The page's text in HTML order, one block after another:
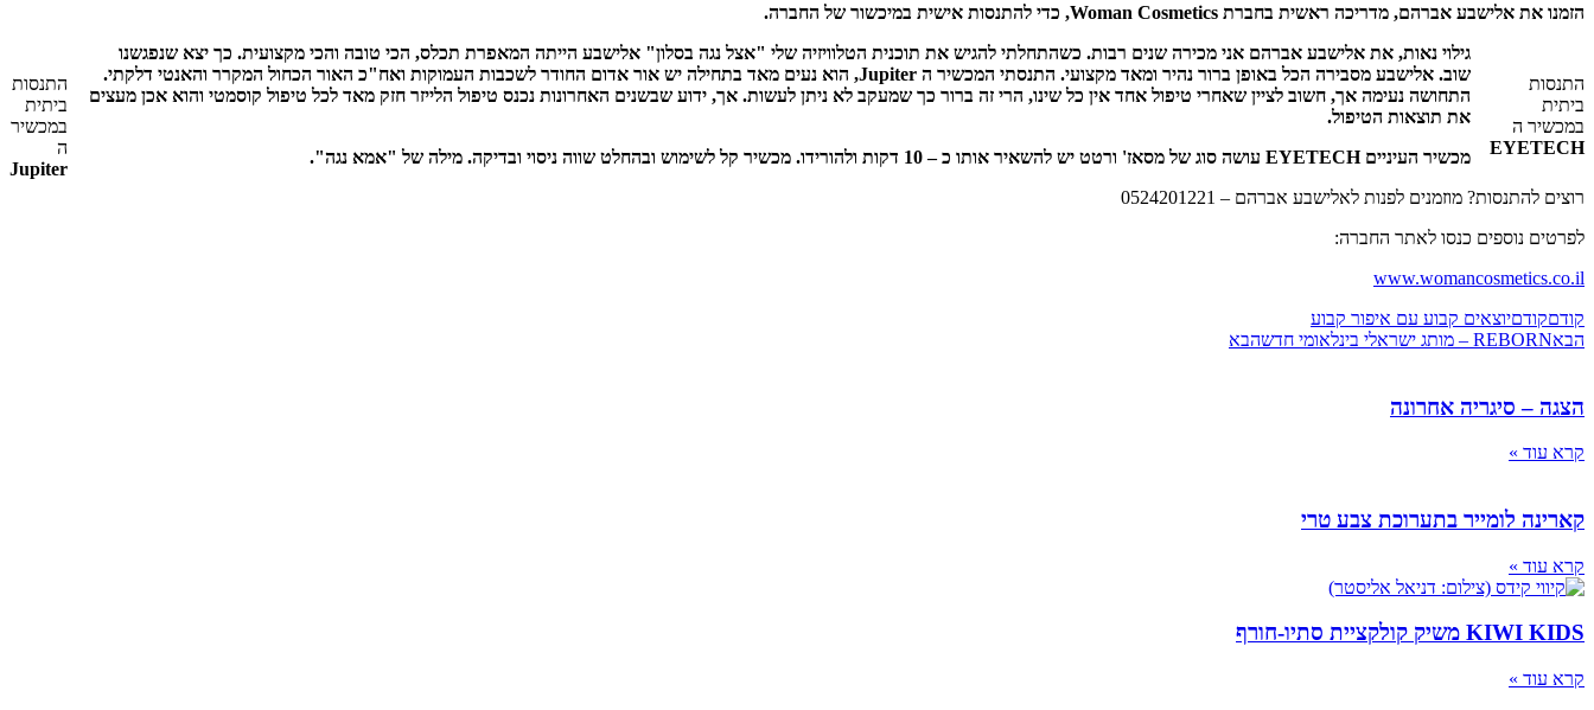
הזמנו את אלישבע אברהם, מדריכה ראשית בחברת Woman Cosmetics, כדי להתנסות אישית במיכשור של החברה.
התנסות
ביתית
במכשיר ה
EYETECH
התנסות
ביתית
במכשיר
ה
Jupiter
גילוי נאות, את אלישבע אברהם אני מכירה שנים רבות. כשהתחלתי להגיש את תוכנית הטלוויזיה שלי "אצל נגה בסלון" אלישבע הייתה המאפרת תכלס, הכי טובה והכי מקצועית. כך יצא שנפגשנו
שוב. אלישבע מסבירה הכל באופן ברור נהיר ומאד מקצועי. התנסתי המכשיר ה Jupiter, הוא נעים מאד בתחילה יש אור אדום החודר לשכבות העמוקות ואח"כ האור הכחול המקרר והאנטי דלקתי.
התחושה נעימה אך, חשוב לציין שאחרי טיפול אחד אין כל שינו, הרי זה ברור כך שמעקב לא ניתן לעשות. אך, ידוע שבשנים האחרונות נכנס טיפול הלייזר חזק מאד לכל טיפול קוסמטי והוא אכן מעצים
את תוצאות הטיפול.
מכשיר העיניים EYETECH עושה סוג של מסאז' ורטט יש להשאיר אותו כ – 10 דקות ולהורידו. מכשיר קל לשימוש ובהחלט שווה ניסוי ובדיקה.
מילה של "אמא נגה".
רוצים להתנסות? מוזמנים לפנות לאלישבע אברהם – 0524201221
לפרטים נוספים כנסו לאתר החברה:
www.womancosmetics.co.il
קודםקודםיוצאים קבוע עם איפור קבוע
הבאREBORN – מותג ישראלי בינלאומי חדש הבא
הצגה – סיגריה אחרונה
קרא עוד »
קארינה לומייר בתערוכת צבע טרי
קרא עוד »
KIWI KIDS משיק קולקציית סתיו-חורף
קרא עוד »